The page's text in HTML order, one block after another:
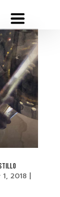
1, 2018